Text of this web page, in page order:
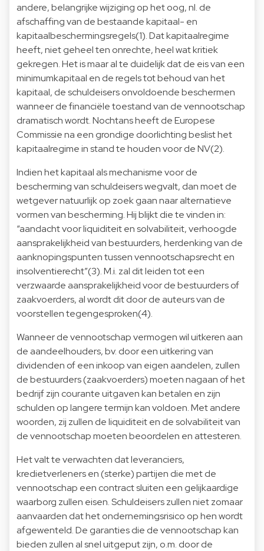
andere, belangrijke wijziging op het oog, nl. de
afschaffing van de bestaande kapitaal- en
kapitaalbeschermingsregels(1). Dat kapitaalregime
heeft, niet geheel ten onrechte, heel wat kritiek
gekregen. Het is maar al te duidelijk dat de eis van een
minimumkapitaal en de regels tot behoud van het
kapitaal, de schuldeisers onvoldoende beschermen
wanneer de financiële toestand van de vennootschap
dramatisch wordt. Nochtans heeft de Europese
Commissie na een grondige doorlichting beslist het
kapitaalregime in stand te houden voor de NV(2).
Indien het kapitaal als mechanisme voor de
bescherming van schuldeisers wegvalt, dan moet de
wetgever natuurlijk op zoek gaan naar alternatieve
vormen van bescherming. Hij blijkt die te vinden in:
“aandacht voor liquiditeit en solvabiliteit, verhoogde
aansprakelijkheid van bestuurders, herdenking van de
aanknopingspunten tussen vennootschapsrecht en
insolventierecht”(3). M.i. zal dit leiden tot een
verzwaarde aansprakelijkheid voor de bestuurders of
zaakvoerders, al wordt dit door de auteurs van de
voorstellen tegengesproken(4).
Wanneer de vennootschap vermogen wil uitkeren aan
de aandeelhouders, bv. door een uitkering van
dividenden of een inkoop van eigen aandelen, zullen
de bestuurders (zaakvoerders) moeten nagaan of het
bedrijf zijn courante uitgaven kan betalen en zijn
schulden op langere termijn kan voldoen. Met andere
woorden, zij zullen de liquiditeit en de solvabiliteit van
de vennootschap moeten beoordelen en attesteren.
Het valt te verwachten dat leveranciers,
kredietverleners en (sterke) partijen die met de
vennootschap een contract sluiten een gelijkaardige
waarborg zullen eisen. Schuldeisers zullen niet zomaar
aanvaarden dat het ondernemingsrisico op hen wordt
afgewenteld. De garanties die de vennootschap kan
bieden zullen al snel uitgeput zijn, o.m. door de